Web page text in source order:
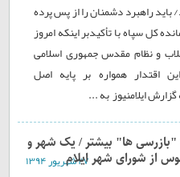
بايد راهبرد دشمنان را از پس پرده
کل سپاه با تأکيدبر اينکه امروز
ايستادگی و مقاومت٬ انقلاب و نظام مقدس جمهوری اسلامی
اقتدار همواره بر پايه اصل
ایلامنیوز به ...
"بازرسی ها" بیشتر / یک شهر و
از شورای شهر ایلام
۲۷ شهريور ۱۳۹۴